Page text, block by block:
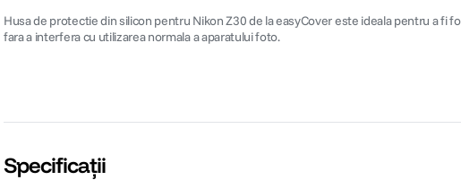
Husa de protectie din silicon pentru Nikon Z30 de la easyCover este ideala pentru a fi
fara a interfera cu utilizarea normala a aparatului foto.
Specificații